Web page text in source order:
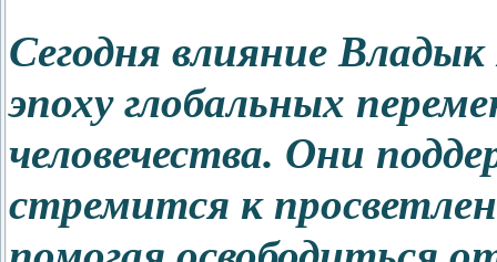
Сегодня влияние
эпоху глобальных
человечества. Они
стремится к